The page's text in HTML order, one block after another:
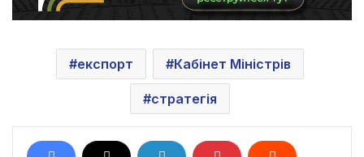
експорт Кабінет Міністрів
стратегія